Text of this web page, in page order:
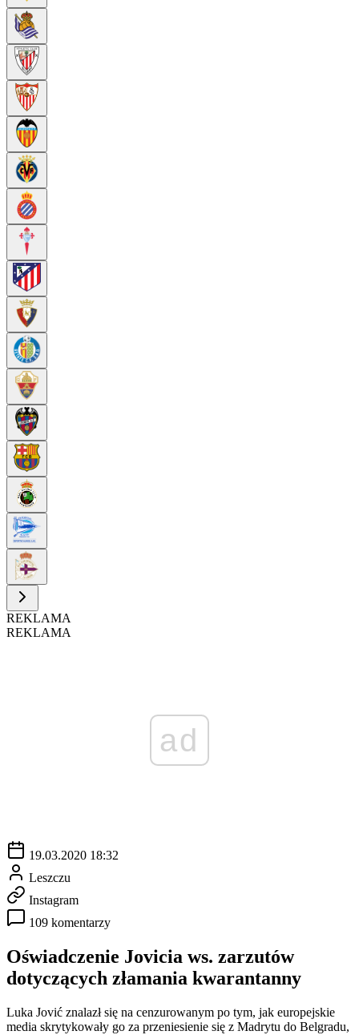
REKLAMA
REKLAMA
ad
19.03.2020 18:32
Leszczu
Instagram
109 komentarzy
Oświadczenie Jovicia ws. zarzutów
dotyczących złamania kwarantanny
Luka Jović znalazł się na cenzurowanym po tym, jak europejskie
media skrytykowały go za przeniesienie się z Madrytu do Belgradu,